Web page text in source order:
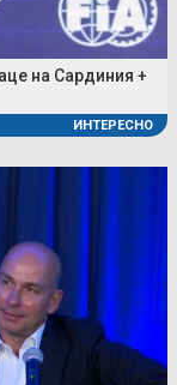
на Сардиния +
ИНТЕРЕСНО